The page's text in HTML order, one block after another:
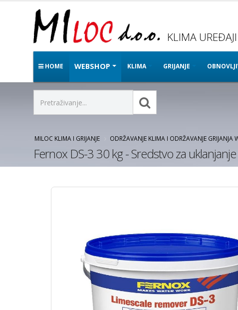
KLIMA
HOME WEBSHOP KLIMA GRIJANJE
MILOC KLIMA I GRIJANJE ODRŽAVANJE KLIMA I ODRŽAVANJE GRIJANJA
Fernox DS-3 30 kg - Sredstvo za